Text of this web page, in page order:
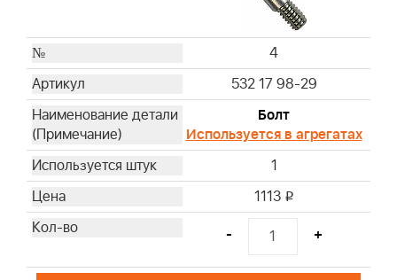
4
532 17 98-29
Болт
Используется в агрегатах
1
1113 i
- +